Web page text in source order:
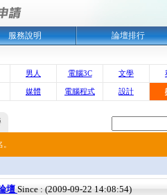
服務說明 論壇排行
男人 電腦3C 文學
媒體 電腦程式 設計
壇 Since : (2009-09-22 14:08:54)